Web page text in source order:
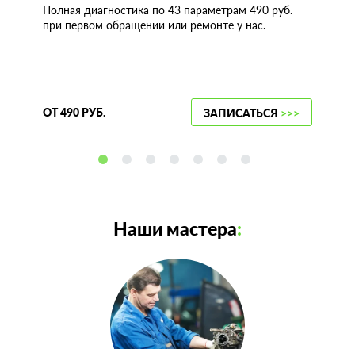
Полная диагностика по 43 параметрам 490 руб.
при первом обращении или ремонте у нас.
ОТ 490 РУБ. ЗАПИСАТЬСЯ >>>
Наши мастера: